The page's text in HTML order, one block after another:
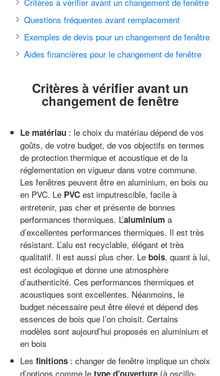
Questions fréquentes avant remplacement
Exemples de devis pour un changement de fenêtre
Aides financières pour le changement de fenêtre
Critères à vérifier avant un
changement de fenêtre
Le matériau : le choix du matériau dépend de vos
goûts, de votre budget, de vos objectifs en termes
de protection thermique et acoustique et de la
réglementation en vigueur dans votre commune.
Les fenêtres peuvent être en aluminium, en bois ou
en PVC. Le PVC est imputrescible, facile à
entretenir, pas cher et présente de bonnes
performances thermiques. L’aluminium a
d’excellentes performances thermiques. Il est très
résistant. L’alu est recyclable, élégant et très
qualitatif. Il est aussi plus cher. Le bois, quant à lui,
est écologique et donne une atmosphère
d’authenticité. Ces performances thermiques et
acoustiques sont excellentes. Néanmoins, le
budget nécessaire peut être élevé et dépend des
essences de bois que l’on choisit. Certains
modèles sont aujourd’hui proposés en aluminium et
en bois
Les finitions : changer de fenêtre implique un choix
d’options comme le type d’ouverture (à oscillo-